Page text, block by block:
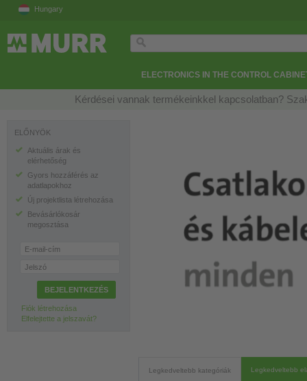
Hungary
ELECTRONICS IN THE CONTROL
Kérdései vannak termékeinkkel kapcsolatban?
ELŐNYÖK
Aktuális árak és
elérhetőség
Gyors hozzáférés az
adatlapokhoz
Új projektlista létrehozása
Bevásárlókosár
megosztása
E-mail-cím
Jelszó
BEJELENTKEZÉS
Fiók létrehozása
Elfelejtette a jelszavát?
Legkedveltebb kategóriák Legkedveltebb